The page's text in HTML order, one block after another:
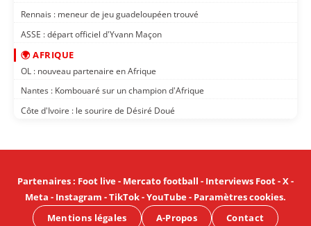
Rennais : meneur de jeu guadeloupéen trouvé
ASSE : départ officiel d'Yvann Maçon
🌍 AFRIQUE
OL : nouveau partenaire en Afrique
Nantes : Kombouaré sur un champion d'Afrique
Côte d'Ivoire : le sourire de Désiré Doué
Partenaires: Foot live- Mercato football - Interviews Foot-X-
Meta - Instagram -TikTok-YouTube- Paramètres cookies.
Mentions légales
A-Propos Contact